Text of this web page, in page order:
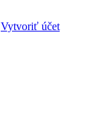
Vytvoriť účet